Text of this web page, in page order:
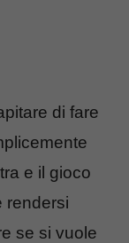
di fare
e il gioco
rendersi
se si vuole